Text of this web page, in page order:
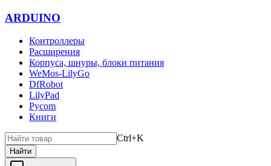
ARDUINO
Контроллеры
Расширения
Корпуса, шнуры, блоки питания
WeMos-LilyGo
DfRobot
LilyPad
Pycom
Книги
Ctrl+K
Найти